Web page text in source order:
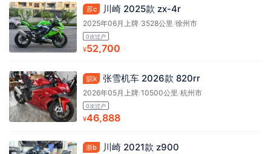
苏c 川崎 2025款 zx-4r
2025年06月上牌/3528公里 /徐州市
0次过户
¥52,700
皖k 张雪机车 2026款 820rr
2026年05月上牌/10500公里 /杭州市
0次过户
¥46,888
浙b 川崎 2021款 z900